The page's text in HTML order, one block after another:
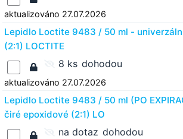
aktualizováno 27.07.2026
Lepidlo Loctite 9483 / 50 ml -
(2:1) LOCTITE
8 ks dohodou
aktualizováno 27.07.2026
Lepidlo Loctite 9483 / 50 ml (PO
čiré epoxidové (2:1) LO
na dotaz dohodou